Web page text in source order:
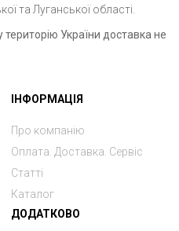
та Луганської області.
України доставка не
ІНФОРМАЦІЯ
Про компанію
Оплата. Доставка. Сервіс
Статті
Каталог
ДОДАТКОВО